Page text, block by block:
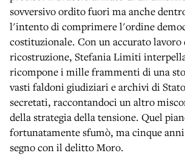
sovversivo ordito fuori ma anche
l'intento di comprimere l'ordine
costituzionale. Con un accurato lavoro
ricostruzione, Stefania Limiti
ricompone i mille frammenti di una
vasti faldoni giudiziari e archivi di
secretati, raccontandoci un altro
della strategia della tensione. Quel
fortunatamente sfumò, ma cinque
segno con il delitto Moro.